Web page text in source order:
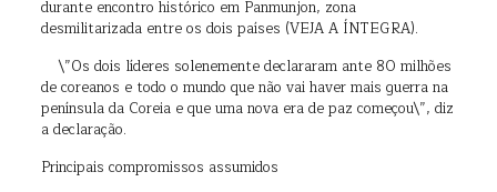
durante encontro histórico em Panmunjon, zona
desmilitarizada entre os dois países (VEJA A ÍNTEGRA).
\”Os dois líderes solenemente declararam ante 80 milhões
de coreanos e todo o mundo que não vai haver mais guerra na
península da Coreia e que uma nova era de paz começou\”, diz
a declaração.
Principais compromissos assumidos